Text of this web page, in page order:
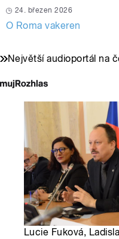
24. březen 2026
O Roma vakeren
Největší audioportál na
Lucie Fuková,